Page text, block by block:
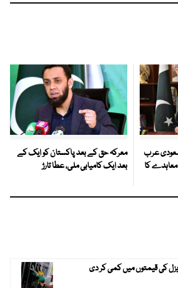
عرب
معاہدے کا
معرکہ حق کے بعد پاکستان کو ایک کے
بعد ایک کامیابی ملی، عطا تارڑ
کی قیمتوں میں کمی کر دی